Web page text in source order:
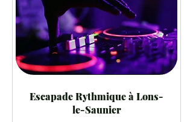
Escapade Rythmique à Lons-
le-Saunier